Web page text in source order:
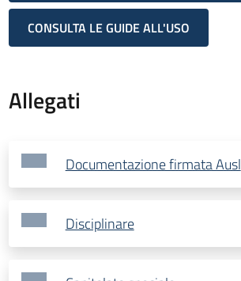
CONSULTA LE GUIDE ALL'USO
Allegati
Documentazione firmata Ausl
Disciplinare